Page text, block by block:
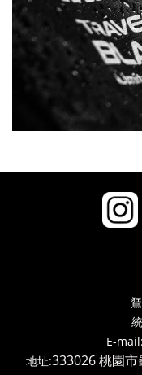
E-
地址:333026 桃園